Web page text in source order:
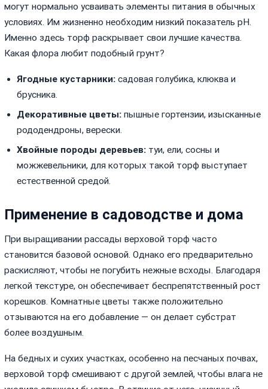
могут нормально усваивать элементы питания в обычных
условиях. Им жизненно необходим низкий показатель pH.
Именно здесь торф раскрывает свои лучшие качества.
Какая флора любит подобный грунт?
Ягодные кустарники:садовая голубика, клюква и
брусника.
Декоративные цветы:пышные гортензии, изысканные
рододендроны, верески.
Хвойные породы деревьев:туи, ели, сосны и
можжевельники, для которых такой торф выступает
естественной средой.
Применение в садоводстве и дома
При выращивании рассады верховой торф часто
становится базовой основой. Однако его предварительно
раскисляют, чтобы не погубить нежные всходы. Благодаря
легкой текстуре, он обеспечивает беспрепятственный рост
корешков. Комнатные цветы также положительно
отзываются на его добавление — он делает субстрат
более воздушным.
На бедных и сухих участках, особенно на песчаных почвах,
верховой торф смешивают с другой землей, чтобы влага не